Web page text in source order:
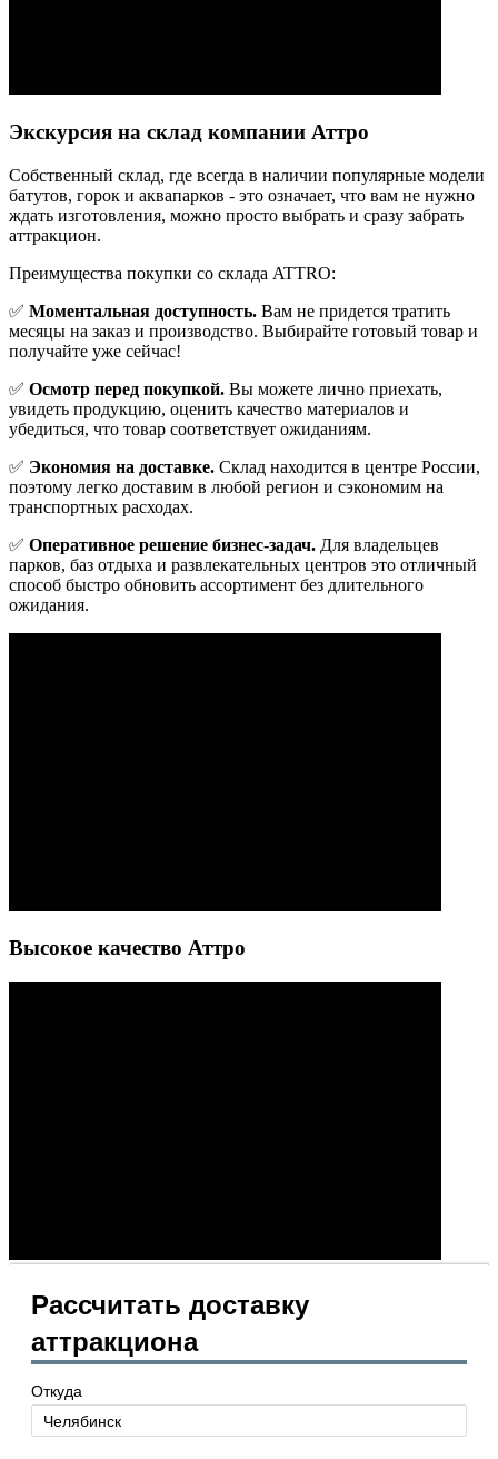
Экскурсия на склад компании Аттро
Cобственный склад, где всегда в наличии популярные модели
батутов, горок и аквапарков - это означает, что вам не нужно
ждать изготовления, можно просто выбрать и сразу забрать
аттракцион.
Преимущества покупки со склада ATTRO:
✅ Моментальная доступность. Вам не придется тратить
месяцы на заказ и производство. Выбирайте готовый товар и
получайте уже сейчас!
✅ Осмотр перед покупкой. Вы можете лично приехать,
увидеть продукцию, оценить качество материалов и
убедиться, что товар соответствует ожиданиям.
✅ Экономия на доставке. Склад находится в центре России,
поэтому легко доставим в любой регион и сэкономим на
транспортных расходах.
✅ Оперативное решение бизнес-задач. Для владельцев
парков, баз отдыха и развлекательных центров это отличный
способ быстро обновить ассортимент без длительного
ожидания.
Высокое качество Аттро
Рассчитать доставку
аттракциона
Откуда